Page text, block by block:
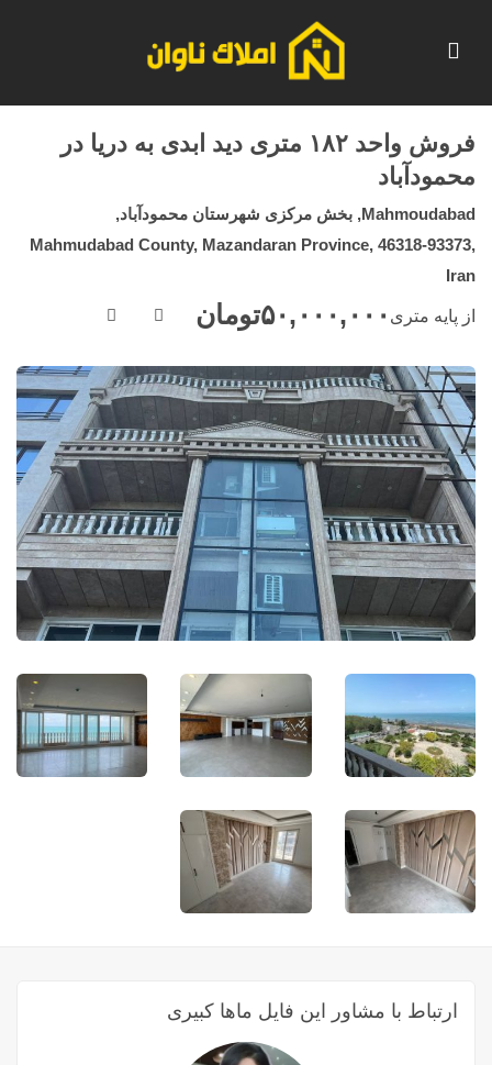
فروش واحد ۱۸۲ متری دید ابدی به دریا در
محمودآباد
Mahmoudabad, بخش مرکزی شهرستان محمودآباد,
Mahmudabad County, Mazandaran Province, 46318-93373,
Iran
از پایه متری ۵۰,۰۰۰,۰۰۰تومان
ارتباط با مشاور این فایل ماها کبیری